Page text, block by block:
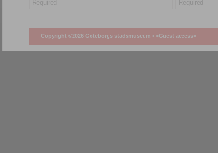
Copyright ©2026 Göteborgs stadsmuseum • <Guest access>